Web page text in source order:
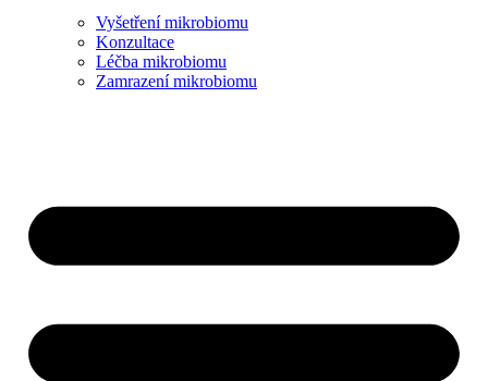
Vyšetření mikrobiomu
Konzultace
Léčba mikrobiomu
Zamrazení mikrobiomu